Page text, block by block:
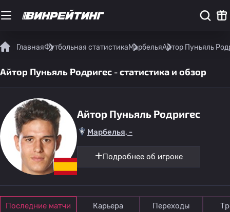
ГлавнаяФутбольная статистикаМарбельяАйтор Пуньяль
Айтор Пуньяль Родригес - статистика и обзор
Айтор Пуньяль Родригес
Марбелья, -
Подробнее об игроке
Последние матчи Карьера Переходы